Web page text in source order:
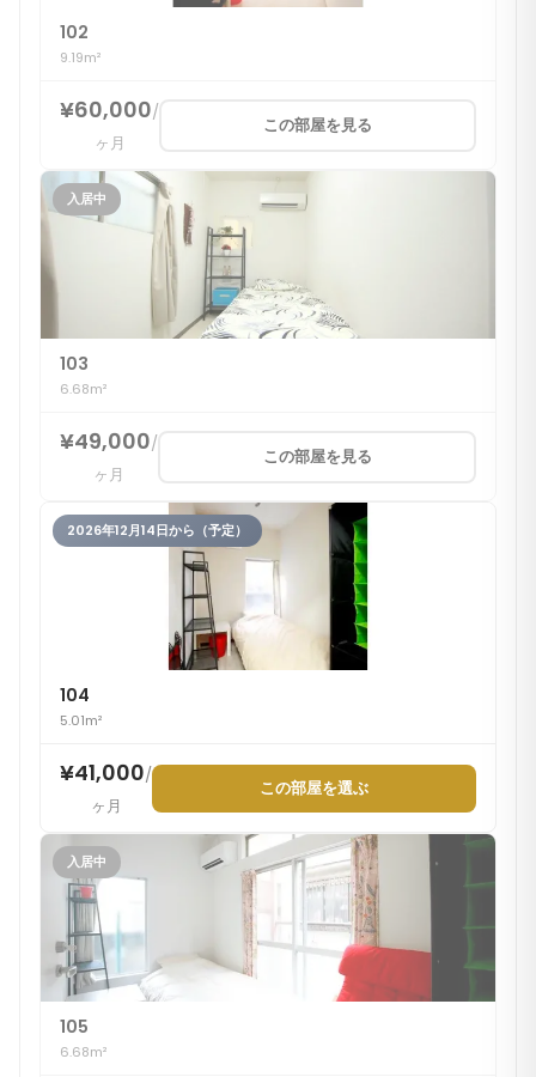
102
9.19m²
¥60,000/
ヶ月
この部屋を見る
入居中
103
6.68m²
¥49,000/
ヶ月
この部屋を見る
2026年12月14日から（予定）
104
5.01m²
¥41,000/
ヶ月
この部屋を選ぶ
入居中
105
6.68m²